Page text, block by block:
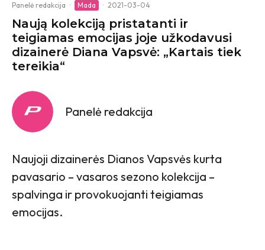
Panelė redakcija · Mada · 2021-03-04
Naują kolekciją pristatanti ir
teigiamas emocijas joje užkodavusi
dizainerė Diana Vapsvė: „Kartais tiek
tereikia“
Panelė redakcija
Naujoji dizainerės Dianos Vapsvės kurta
pavasario – vasaros sezono kolekcija –
spalvinga ir provokuojanti teigiamas
emocijas.